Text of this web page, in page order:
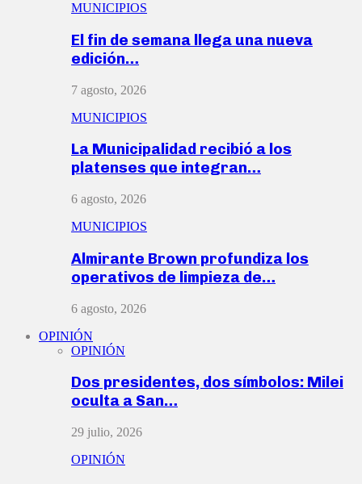
MUNICIPIOS
El fin de semana llega una nueva
edición…
7 agosto, 2026
MUNICIPIOS
La Municipalidad recibió a los
platenses que integran…
6 agosto, 2026
MUNICIPIOS
Almirante Brown profundiza los
operativos de limpieza de…
6 agosto, 2026
OPINIÓN
OPINIÓN
Dos presidentes, dos símbolos: Milei
oculta a San…
29 julio, 2026
OPINIÓN